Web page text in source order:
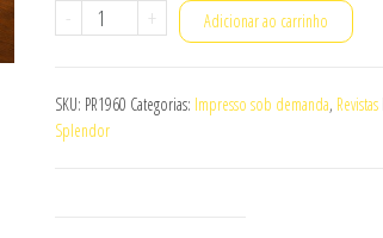
-
Revistas
Responderemos
+ Adicionar ao carrinho
SKU: PR1960 Categorias: Impresso sob demanda, Revistas
Splendor